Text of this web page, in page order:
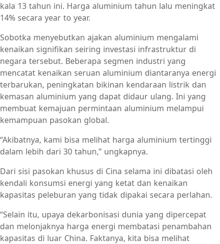
kala 13 tahun ini. Harga aluminium tahun lalu meningkat
14% secara year to year.
Sobotka menyebutkan ajakan aluminium mengalami
kenaikan signifikan seiring investasi infrastruktur di
negara tersebut. Beberapa segmen industri yang
mencatat kenaikan seruan aluminium diantaranya energi
terbarukan, peningkatan bikinan kendaraan listrik dan
kemasan aluminium yang dapat didaur ulang. Ini yang
membuat kemajuan permintaan aluminium melampui
kemampuan pasokan global.
“Akibatnya, kami bisa melihat harga aluminium tertinggi
dalam lebih dari 30 tahun,” ungkapnya.
Dari sisi pasokan khusus di Cina selama ini dibatasi oleh
kendali konsumsi energi yang ketat dan kenaikan
kapasitas peleburan yang tidak dipakai secara perlahan.
“Selain itu, upaya dekarbonisasi dunia yang dipercepat
dan melonjaknya harga energi membatasi penambahan
kapasitas di luar China. Faktanya, kita bisa melihat